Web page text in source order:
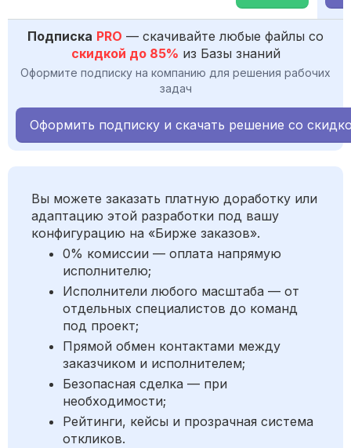
Подписка PRO — скачивайте любые файлы со
скидкой до 85% из Базы знаний
Оформите подписку на компанию для решения рабочих
задач
Оформить подписку и скачать решение со
Вы можете заказать платную доработку или
адаптацию этой разработки под вашу
конфигурацию на «Бирже заказов».
0% комиссии — оплата напрямую
исполнителю;
Исполнители любого масштаба — от
отдельных специалистов до команд
под проект;
Прямой обмен контактами между
заказчиком и исполнителем;
Безопасная сделка — при
необходимости;
Рейтинги, кейсы и прозрачная система
откликов.